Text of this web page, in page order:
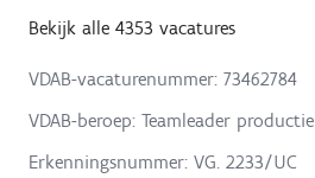
Bekijk alle 4353 vacatures
VDAB-vacaturenummer: 73462784
VDAB-beroep: Teamleader productie
Erkenningsnummer: VG. 2233/UC